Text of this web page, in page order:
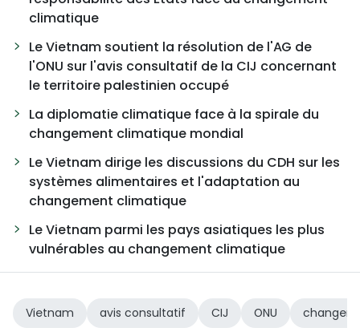
climatique
Le Vietnam soutient la résolution de l'AG de
l'ONU sur l'avis consultatif de la CIJ concernant
le territoire palestinien occupé
La diplomatie climatique face à la spirale du
changement climatique mondial
Le Vietnam dirige les discussions du CDH sur les
systèmes alimentaires et l'adaptation au
changement climatique
Le Vietnam parmi les pays asiatiques les plus
vulnérables au changement climatique
Vietnam avis consultatif CIJ ONU